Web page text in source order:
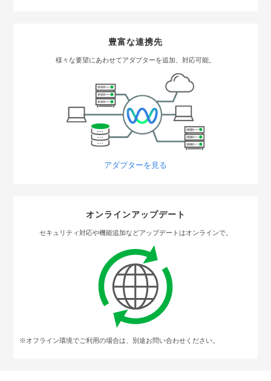
豊富な連携先
様々な要望にあわせてアダプターを追加、対応可能。
アダプターを見る
オンラインアップデート
セキュリティ対応や機能追加などアップデートはオンラインで。
※オフライン環境でご利用の場合は、別途お問い合わせください。